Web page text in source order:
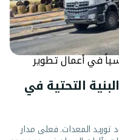
في أعمال تطوير
التحتية في
توريد المعدات. فعلى مدار